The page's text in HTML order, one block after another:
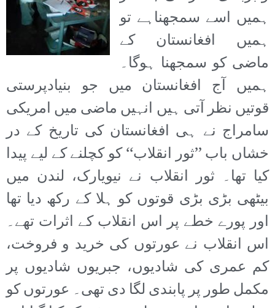
ہمیں اسے سمجھناہے تو
ہمیں افغانستان کے
ماضی کو سمجھنا ہوگا۔
ہمیں آج افغانستان میں جو بنیادپرستی
قوتیں نظر آتی ہیں انہیں ماضی میں امریکی
سامراج نے ہی افغانستان کی تاریخ کے در
خشاں باب ’’ثور انقلاب‘‘ کو کچلنے کے لیے پیدا
کیا تھا۔ ثور انقلاب نے نیویارک، لندن میں
بیٹھی بڑی بڑی قوتوں کو ہلا کے رکھ دیا تھا
اور پورے خطے پر اس انقلاب کے اثرات تھے۔
اس انقلاب نے عورتوں کی خرید و فروخت،
کم عمری کی شادیوں، جبریوں شادیوں پر
مکمل طور پر پابندی لگا دی تھی۔ عورتوں کو